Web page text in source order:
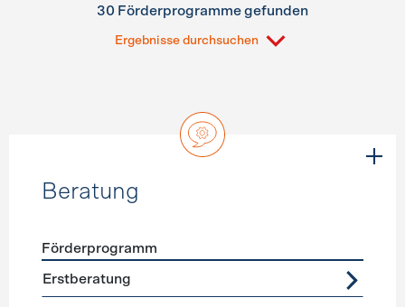
30 Förderprogramme gefunden
Ergebnisse durchsuchen
Beratung
Förderprogramme
Förderprogramm
Erstberatung